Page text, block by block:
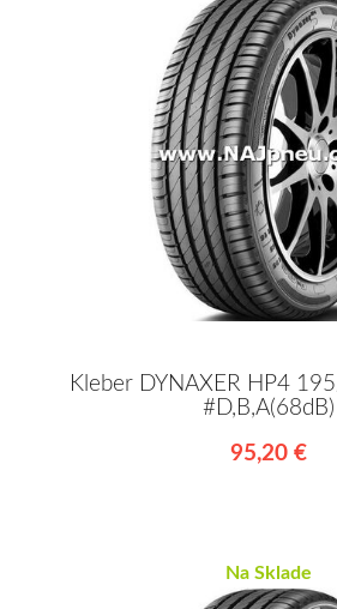
Kleber DYNAXER HP4
#D,B,A(68dB)
95,20 €
Na Sklade